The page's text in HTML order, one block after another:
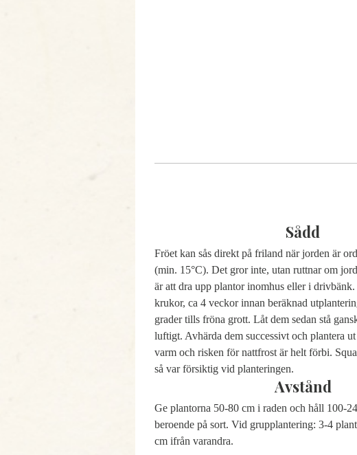
Sådd
Fröet kan sås direkt på friland när jorden är
(min. 15°C). Det gror inte, utan ruttnar om
är att dra upp plantor inomhus eller i
krukor, ca 4 veckor innan beräknad
grader tills fröna grott. Låt dem sedan stå
luftigt. Avhärda dem successivt och plantera
varm och risken för nattfrost är helt förbi.
så var försiktig vid planteringen.
Avstånd
Ge plantorna 50-80 cm i raden och håll 100-
beroende på sort. Vid grupplantering: 3-4
cm ifrån varandra.